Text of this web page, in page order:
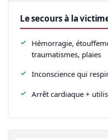
Le secours à la
Hémorragie,
traumatismes, plaies
Inconscience qui
Arrêt cardiaque +